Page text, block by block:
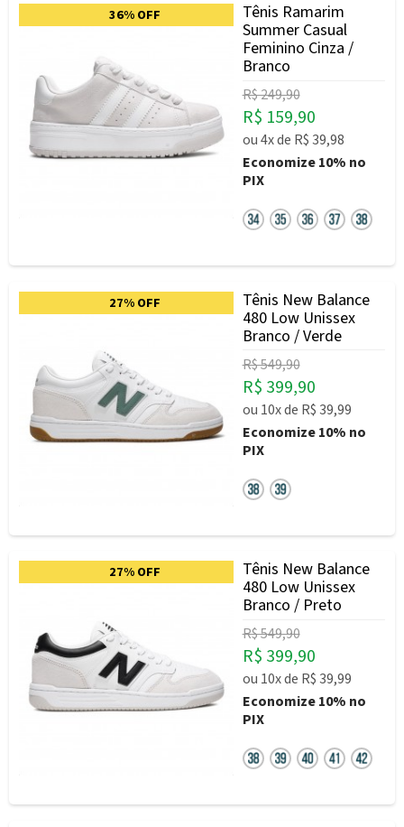
36% OFF
Tênis Ramarim
Summer Casual
Feminino Cinza /
Branco
R$ 249,90
R$ 159,90
ou4xde R$ 39,98
Economize10% no
PIX
27% OFF
Tênis New Balance
480 Low Unissex
Branco / Verde
R$ 549,90
R$ 399,90
ou 10xde R$ 39,99
Economize10% no
PIX
27% OFF
Tênis New Balance
480 Low Unissex
Branco / Preto
R$ 549,90
R$ 399,90
ou 10xde R$ 39,99
Economize10% no
PIX